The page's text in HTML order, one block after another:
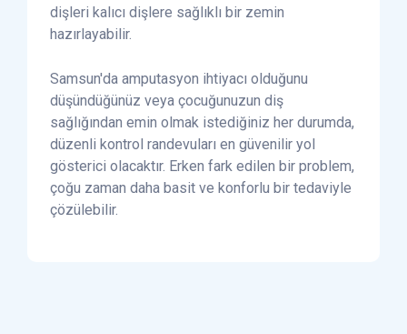
dişleri kalıcı dişlere sağlıklı bir zemin
hazırlayabilir.
Samsun'da amputasyon ihtiyacı olduğunu
düşündüğünüz veya çocuğunuzun diş
sağlığından emin olmak istediğiniz her durumda,
düzenli kontrol randevuları en güvenilir yol
gösterici olacaktır. Erken fark edilen bir problem,
çoğu zaman daha basit ve konforlu bir tedaviyle
çözülebilir.